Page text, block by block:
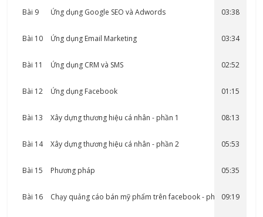
Bài 9 Ứng dụng Google SEO và Adwords 03:38
Bài 10 Ứng dụng Email Marketing 03:34
Bài 11 Ứng dụng CRM và SMS 02:52
Bài 12 Ứng dụng Facebook 01:15
Bài 13 Xây dựng thương hiệu cá nhân - phần 1 08:13
Bài 14 Xây dựng thương hiệu cá nhân - phần 2 05:53
Bài 15 Phương pháp 05:35
Bài 16 Chạy quảng cáo bán mỹ phẩm trên facebook - phần 109:19